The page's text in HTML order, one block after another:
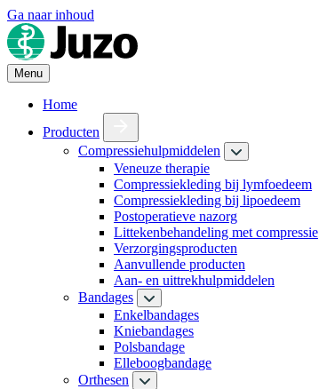
Ga naar inhoud
Menu
Home
Producten
Compressiehulpmiddelen
Veneuze therapie
Compressiekleding bij lymfoedeem
Compressiekleding bij lipoedeem
Postoperatieve nazorg
Littekenbehandeling met compressie
Verzorgingsproducten
Aanvullende producten
Aan- en uittrekhulpmiddelen
Bandages
Enkelbandages
Kniebandages
Polsbandage
Elleboogbandage
Orthesen